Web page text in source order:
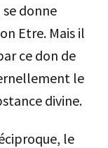
donne
Etre. Mais il
ce don de
le
divine.
le